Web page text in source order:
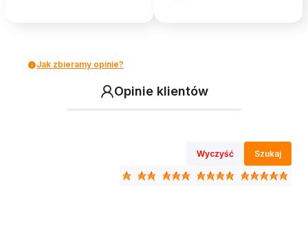
Jak zbieramy opinie?
Opinie klientów
Wyczyść Szukaj